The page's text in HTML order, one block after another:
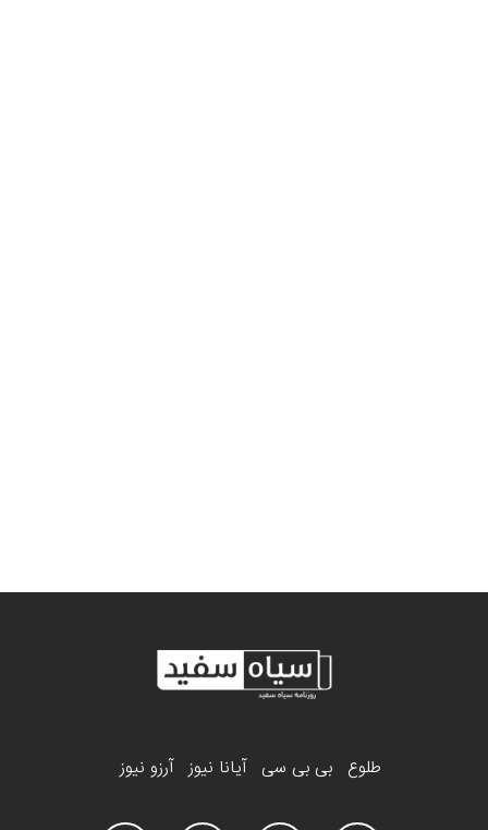
طلوع بی بی سی آیانا نیوز آرزو نیوز